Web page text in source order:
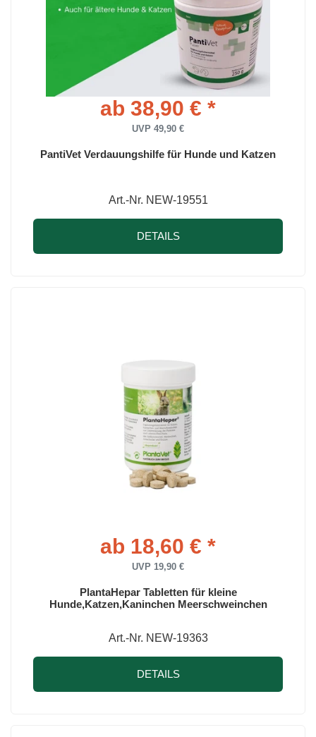
ab 38,90 € *
UVP 49,90 €
PantiVet Verdauungshilfe für Hunde und Katzen
Art.-Nr. NEW-19551
DETAILS
ab 18,60 € *
UVP 19,90 €
PlantaHepar Tabletten für kleine
Hunde,Katzen,Kaninchen Meerschweinchen
Art.-Nr. NEW-19363
DETAILS